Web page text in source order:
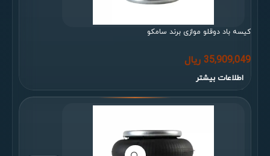
کیسه باد دوقلو موازی برند سامکو
35,909,049 ریال
اطلاعات بیشتر